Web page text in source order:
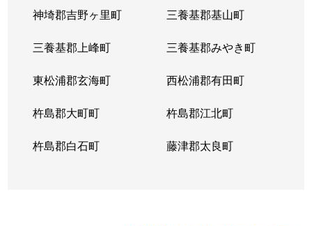
神埼郡吉野ヶ里町 三養基郡基山町
三養基郡上峰町 三養基郡みやき町
東松浦郡玄海町 西松浦郡有田町
杵島郡大町町 杵島郡江北町
杵島郡白石町 藤津郡太良町